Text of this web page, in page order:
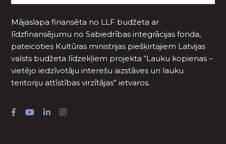
Mājaslapa finansēta no LLF budžeta ar
līdzfinansējumu no Sabiedrības integrācijas fonda,
pateicoties Kultūras ministrijas piešķirtajiem Latvijas
valsts budžeta līdzekļiem projekta “Lauku kopienas –
vietējo iedzīvotāju interešu aizstāves un lauku
teritoriju attīstības virzītājas” ietvaros.